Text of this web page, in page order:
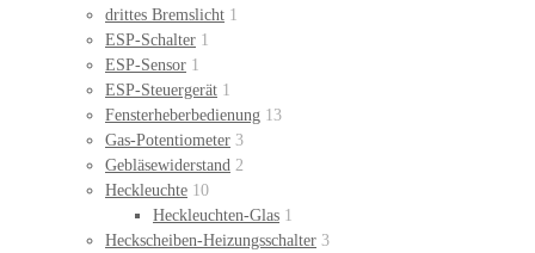
drittes Bremslicht 1
ESP-Schalter 1
ESP-Sensor 1
ESP-Steuergerät 1
Fensterheberbedienung 13
Gas-Potentiometer 3
Gebläsewiderstand 2
Heckleuchte 10
Heckleuchten-Glas 1
Heckscheiben-Heizungsschalter 3